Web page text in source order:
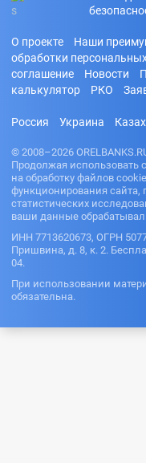
О проекте Наши
обработки
соглашение
Новости
калькулятор
РКО
Россия Украина
© 2008–2026
Продолжая использовать
на обработку файлов
функционирования сайта,
статистических
ваши данные
ИНН 7713620673, ОГРН
Пришвина, д. 8, к. 2.
04.
При использовании
обязательна.